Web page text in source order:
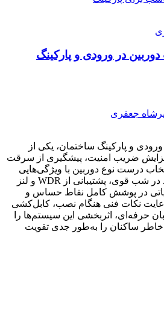
در ورودی و پارکینگ
جعفری
و پارکینگ ساختمان، یکی از
ضریب امنیت، پیشگیری از سرقت
درست نوع دوربین با ویژگی‌هایی
مانند کیفیت تصویر بالا، دید در شب قوی، پشتیبانی از WDR و لنز
در پوشش کامل نقاط حساس و
نکات فنی هنگام نصب، کابل‌کشی
حرفه‌ای، اثربخشی این سیستم‌ها را
خاطر ساکنان را به‌طور جدی تقویت